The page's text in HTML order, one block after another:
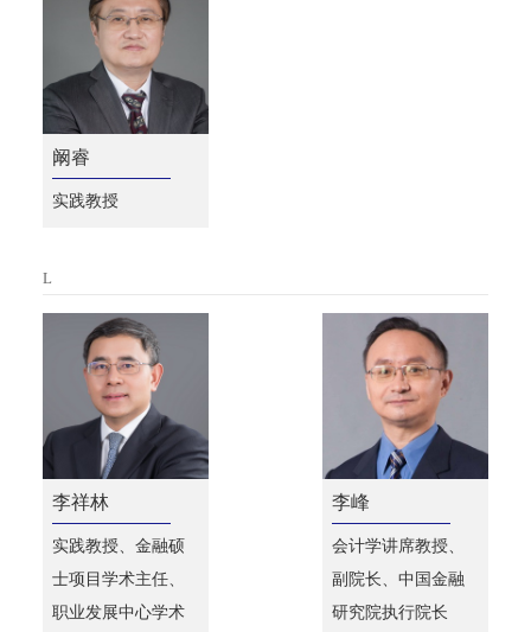
阚睿
实践教授
L
李祥林
实践教授、金融硕
士项目学术主任、
职业发展中心学术
李峰
会计学讲席教授、
副院长、中国金融
研究院执行院长